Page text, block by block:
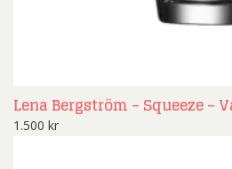
Lena Bergström – Squeeze –
1.500 kr